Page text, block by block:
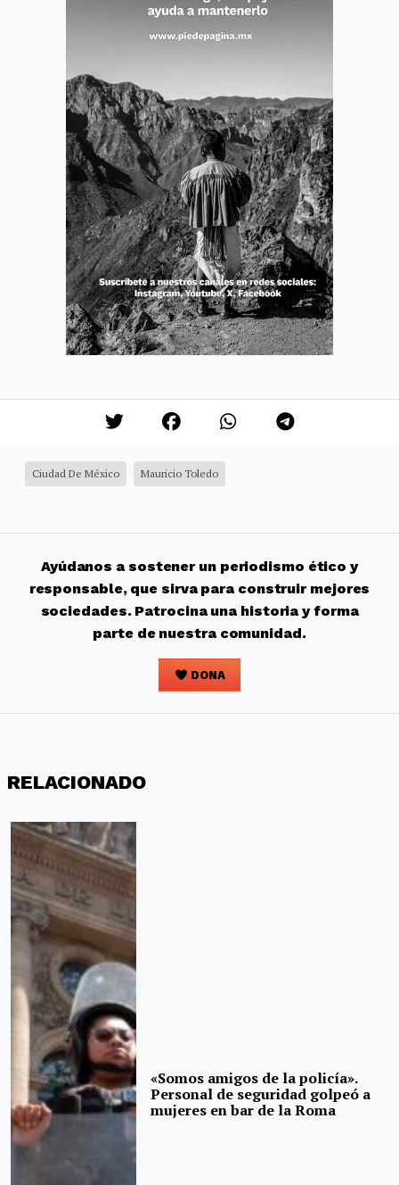
Ciudad De México Mauricio Toledo
Ayúdanos a sostener un periodismo ético y
responsable, que sirva para construir mejores
sociedades. Patrocina una historia y forma
parte de nuestra comunidad.
DONA
RELACIONADO
«Somos amigos de la policía».
Personal de seguridad golpeó a
mujeres en bar de la Roma